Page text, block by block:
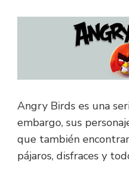
Angry Birds es una
embargo, sus
que también
pájaros, disfraces y